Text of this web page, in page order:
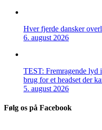
Hver fjerde dansker
6. august 2026
TEST: Fremragende
brug for et headset der
5. august 2026
Følg os på Facebook